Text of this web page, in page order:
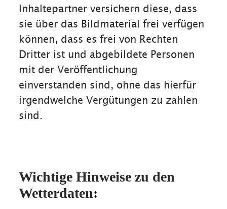
Inhaltepartner versichern diese, dass
sie über das Bildmaterial frei verfügen
können, dass es frei von Rechten
Dritter ist und abgebildete Personen
mit der Veröffentlichung
einverstanden sind, ohne das hierfür
irgendwelche Vergütungen zu zahlen
sind.
Wichtige Hinweise zu den
Wetterdaten: